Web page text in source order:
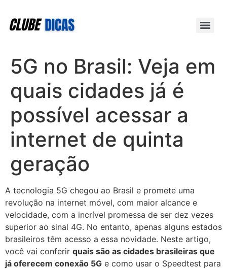
5G no Brasil: Veja em
quais cidades já é
possível acessar a
internet de quinta
geração
A tecnologia 5G chegou ao Brasil e promete uma
revolução na internet móvel, com maior alcance e
velocidade, com a incrível promessa de ser dez vezes
superior ao sinal 4G. No entanto, apenas alguns estados
brasileiros têm acesso a essa novidade. Neste artigo,
você vai conferir quais são as cidades brasileiras que
já oferecem conexão 5G e como usar o Speedtest para